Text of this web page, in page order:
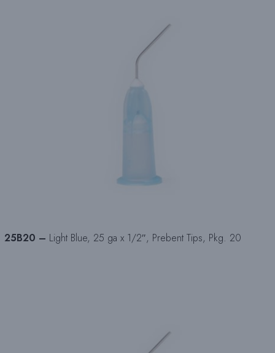
25B20 – Light Blue, 25 ga x 1/2″, Prebent Tips, Pkg. 20